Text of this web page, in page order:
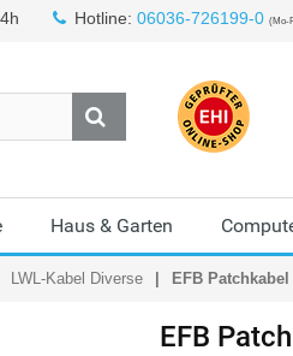
Hotline: 06036-726199-0 (Mo-
Haus & Garten
LWL-Kabel Diverse EFB
EFB